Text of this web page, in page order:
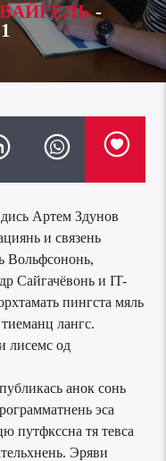
ВАЙГЕЛЬ-
Артем Здунов
и связень
Вольфсононь,
Сайгачёвонь и IT-
пингста мяль
лангс.
лисемс од
анок сонь
эса
путфкссна тя тевса
Эряви